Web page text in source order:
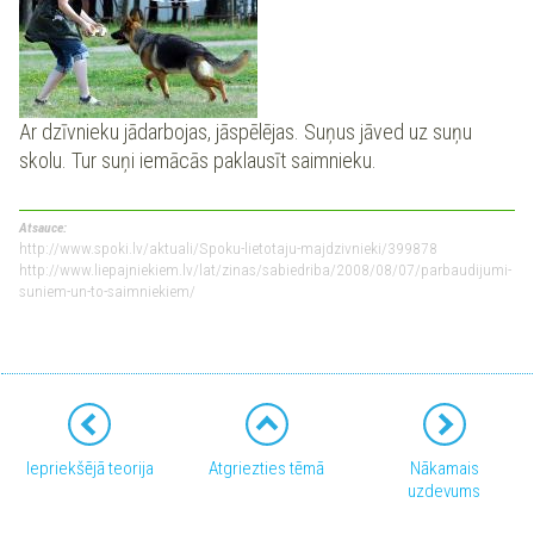
Ar dzīvnieku jādarbojas, jāspēlējas. Suņus jāved uz suņu
skolu. Tur suņi iemācās paklausīt saimnieku.
Atsauce:
http://www.spoki.lv/aktuali/Spoku-lietotaju-majdzivnieki/399878
http://www.liepajniekiem.lv/lat/zinas/sabiedriba/2008/08/07/parbaudijumi-
suniem-un-to-saimniekiem/
Iepriekšējā teorija Atgriezties tēmā
Nākamais
uzdevums